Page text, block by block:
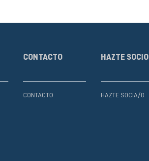
CONTACTO
CONTACTO
HAZTE SOCIO
HAZTE SOCIA/O